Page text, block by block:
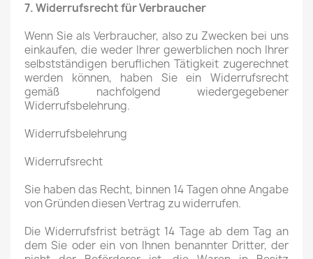
7. Widerrufsrecht für Verbraucher
Wenn Sie als Verbraucher, also zu Zwecken bei uns
einkaufen, die weder Ihrer gewerblichen noch Ihrer
selbstständigen beruflichen Tätigkeit zugerechnet
werden können, haben Sie ein Widerrufsrecht
gemäß nachfolgend wiedergegebener
Widerrufsbelehrung.
Widerrufsbelehrung
Widerrufsrecht
Sie haben das Recht, binnen 14 Tagen ohne Angabe
von Gründen diesen Vertrag zu widerrufen.
Die Widerrufsfrist beträgt 14 Tage ab dem Tag an
dem Sie oder ein von Ihnen benannter Dritter, der